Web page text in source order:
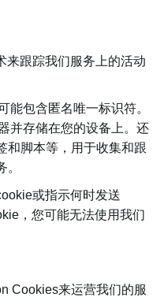
来跟踪我们服务上的活动
能包含匿名唯一标识符。
并存储在您的设备上。还
和脚本等，用于收集和跟
或指示何时发送
，您可能无法使用我们
Cookies来运营我们的服